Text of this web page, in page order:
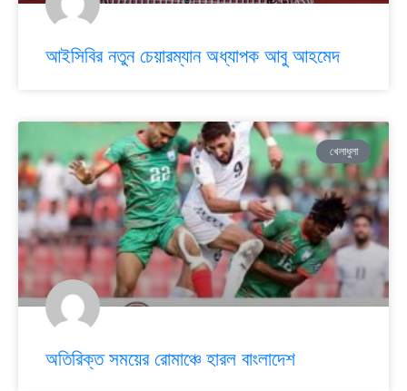
আইসিবির নতুন চেয়ারম্যান অধ্যাপক আবু আহমেদ
খেলাধুলা
অতিরিক্ত সময়ের রোমাঞ্চে হারল বাংলাদেশ